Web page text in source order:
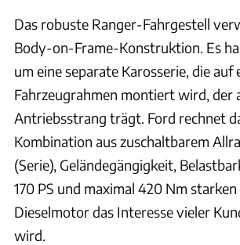
Das robuste Ranger-Fahrgestell
Body-on-Frame-Konstruktion. Es
um eine separate Karosserie, die auf
Fahrzeugrahmen montiert wird, der
Antriebsstrang trägt. Ford rechnet
Kombination aus zuschaltbarem
(Serie), Geländegängigkeit,
170 PS und maximal 420 Nm
Dieselmotor das Interesse vieler
wird.